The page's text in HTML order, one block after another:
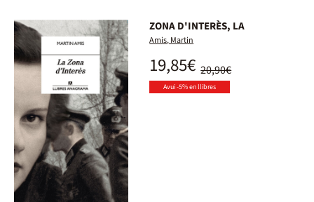
ZONA D'INTERÈS, LA
Amis, Martin
20,90€
19,85€
Avui -5% en llibres